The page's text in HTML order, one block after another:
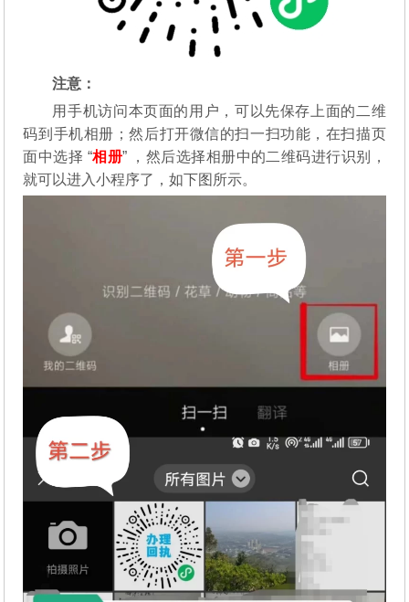
注意：
用手机访问本页面的用户，可以先保存上面的二维
码到手机相册；然后打开微信的扫一扫功能，在扫描页
面中选择 “相册” ，然后选择相册中的二维码进行识别，
就可以进入小程序了，如下图所示。